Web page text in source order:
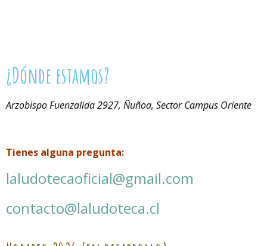
¿Dónde estamos?
Arzobispo Fuenzalida 2927, Ñuñoa, Sector Campus Oriente
Tienes alguna pregunta:
laludotecaoficial@gmail.com
contacto@laludoteca.cl